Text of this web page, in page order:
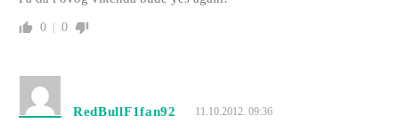
0 0
RedBullF1fan92 11.10.2012. 09:36